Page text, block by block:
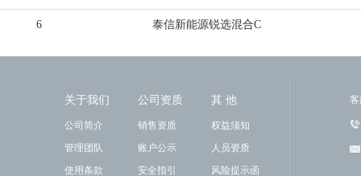
6 泰信新能源锐选混合C
关于我们
公司简介
管理团队
使用条款
公司资质
销售资质
账户公示
安全指引
其 他
权益须知
人员资质
风险提示函
客